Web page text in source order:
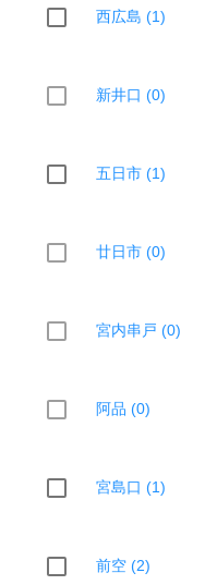
西広島 (1)
新井口 (0)
五日市 (1)
廿日市 (0)
宮内串戸 (0)
阿品 (0)
宮島口 (1)
前空 (2)